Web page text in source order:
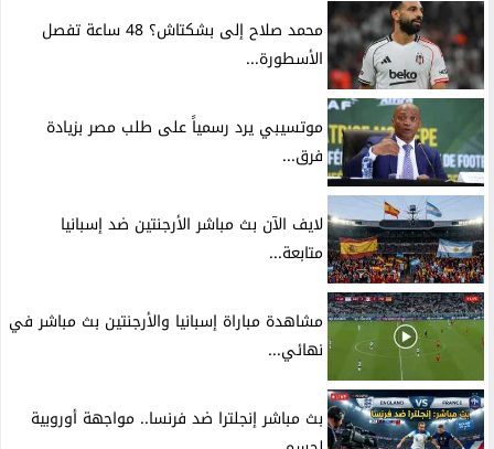
محمد صلاح إلى بشكتاش؟ 48 ساعة تفصل
الأسطورة...
موتسيبي يرد رسمياً على طلب مصر بزيادة
فرق...
لايف الآن بث مباشر الأرجنتين ضد إسبانيا
متابعة...
مشاهدة مباراة إسبانيا والأرجنتين بث مباشر في
نهائي...
بث مباشر إنجلترا ضد فرنسا.. مواجهة أوروبية